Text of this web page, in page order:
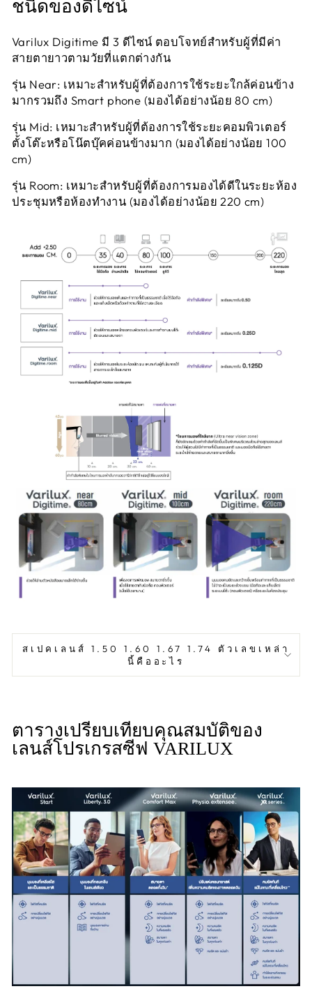
ชนิดของดีไซน์
Varilux Digitime มี 3 ดีไซน์ ตอบโจทย์สำหรับผู้ที่มีค่า
สายตายาวตามวัยที่แตกต่างกัน
รุ่น Near: เหมาะสำหรับผู้ที่ต้องการใช้ระยะใกล้ค่อนข้าง
มากรวมถึง Smart phone (มองได้อย่างน้อย 80 cm)
รุ่น Mid: เหมาะสำหรับผู้ที่ต้องการใช้ระยะคอมพิวเตอร์
ตั้งโต๊ะหรือโน๊ตบุ๊คค่อนข้างมาก (มองได้อย่างน้อย 100
cm)
รุ่น Room: เหมาะสำหรับผู้ที่ต้องการมองได้ดีในระยะห้อง
ประชุมหรือห้องทำงาน (มองได้อย่างน้อย 220 cm)
สเปคเลนส์ 1.50 1.60 1.67 1.74 ตัวเลขเหล่า
นี้คืออะไร
ตารางเปรียบเทียบคุณสมบัติของ
เลนส์โปรเกรสซีฟ VARILUX